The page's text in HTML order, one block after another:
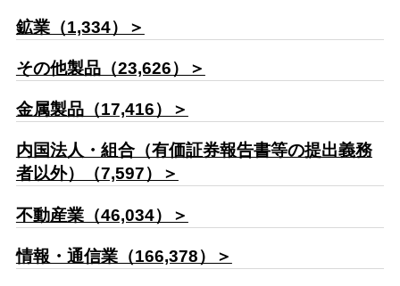
鉱業（1,334）＞
その他製品（23,626）＞
金属製品（17,416）＞
内国法人・組合（有価証券報告書等の提出義務
者以外）（7,597）＞
不動産業（46,034）＞
情報・通信業（166,378）＞